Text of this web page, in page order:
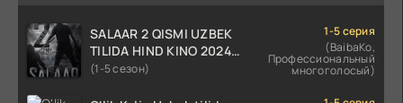
SALAAR 2 QISMI UZBEK
TILIDA HIND KINO 2024
TARJIMA 720p HD Skachat
(1-5 сезон)
1-5 серия
(BaibaKo,
Профессиональный
многоголосый)